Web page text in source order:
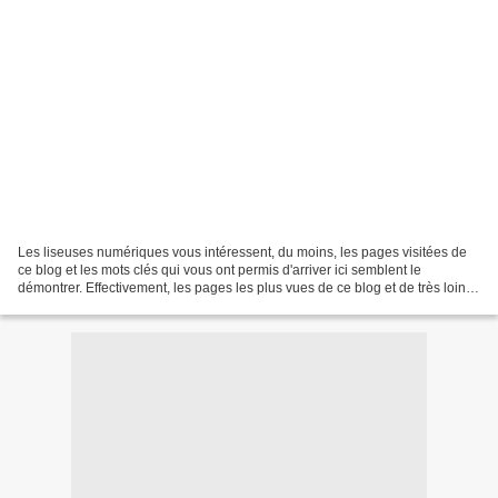
Les liseuses numériques vous intéressent, du moins, les pages visitées de
ce blog et les mots clés qui vous ont permis d'arriver ici semblent le
démontrer. Effectivement, les pages les plus vues de ce blog et de très loin,